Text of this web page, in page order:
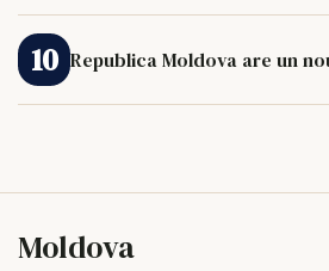
Republica Moldova are un
Moldova